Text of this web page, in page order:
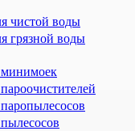
чистой воды
грязной воды
минимоек